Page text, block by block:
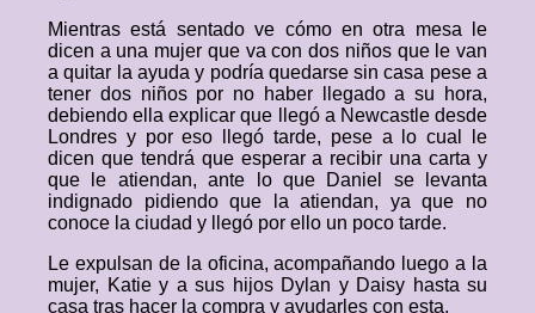
Mientras está sentado ve cómo en otra mesa le
dicen a una mujer que va con dos niños que le van
a quitar la ayuda y podría quedarse sin casa pese a
tener dos niños por no haber llegado a su hora,
debiendo ella explicar que llegó a Newcastle desde
Londres y por eso llegó tarde, pese a lo cual le
dicen que tendrá que esperar a recibir una carta y
que le atiendan, ante lo que Daniel se levanta
indignado pidiendo que la atiendan, ya que no
conoce la ciudad y llegó por ello un poco tarde.
Le expulsan de la oficina, acompañando luego a la
mujer, Katie y a sus hijos Dylan y Daisy hasta su
casa tras hacer la compra y ayudarles con esta.